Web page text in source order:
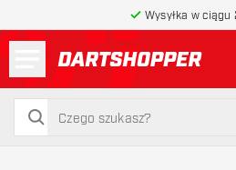
Wysyłka w ciągu
powrót do
szukaj
szukaj